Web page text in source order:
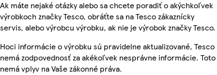
Ak máte nejaké otázky alebo sa chcete poradiť o akýchkoľvek
výrobkoch značky Tesco, obráťte sa na Tesco zákaznícky
servis, alebo výrobcu výrobku, ak nie je výrobok značky Tesco.
Hoci informácie o výrobku sú pravidelne aktualizované, Tesco
nemá zodpovednosť za akékoľvek nesprávne informácie. Toto
nemá vplyv na Vaše zákonné práva.